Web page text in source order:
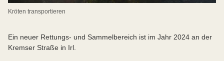
Kröten transportieren
Ein neuer Rettungs- und Sammelbereich ist im Jahr 2024 an der
Kremser Straße in Irl.